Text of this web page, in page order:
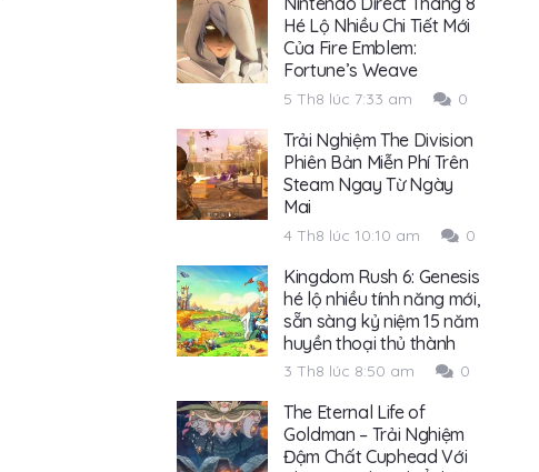
Hé Lộ Nhiều Chi Tiết Mới
Của Fire Emblem:
Fortune’s Weave
5 Th8 lúc 7:33 am 0
Trải Nghiệm The Division
Phiên Bản Miễn Phí Trên
Steam Ngay Từ Ngày
Mai
4 Th8 lúc 10:10 am 0
Kingdom Rush 6: Genesis
hé lộ nhiều tính năng mới,
sẵn sàng kỷ niệm 15 năm
huyền thoại thủ thành
3 Th8 lúc 8:50 am 0
The Eternal Life of
Goldman – Trải Nghiệm
Đậm Chất Cuphead Với